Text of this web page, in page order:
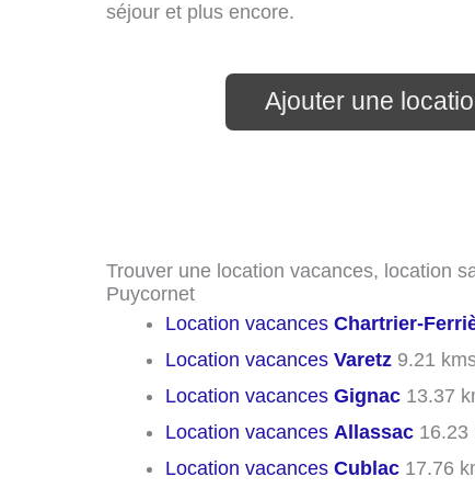
séjour et plus encore.
Ajouter une
Trouver une location vacances, location
Puycornet
Location vacances Chartrier-
Location vacances Varetz 9.21
Location vacances Gignac 13.37
Location vacances Allassac 16.23
Location vacances Cublac 17.76